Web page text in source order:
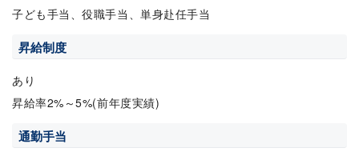
子ども手当、役職手当、単身赴任手当
昇給制度
あり
昇給率2%～5%(前年度実績)
通勤手当